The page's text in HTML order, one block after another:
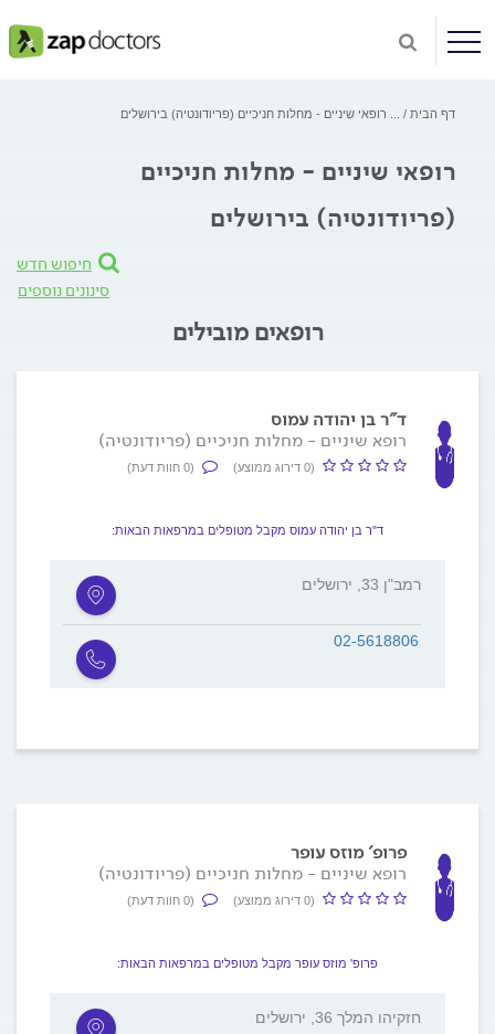
דף הבית רופאי שיניים - מחלות חניכיים (פריודונטיה) בירושלים
רופאי שיניים - מחלות חניכיים
(פריודונטיה) בירושלים
חיפוש חדש
סינונים נוספים
רופאים מובילים
ד"ר בן יהודה עמוס
רופא שיניים - מחלות חניכיים (פריודונטיה)
(0 דירוג ממוצע) (0 חוות דעת)
ד"ר בן יהודה עמוס מקבל מטופלים במרפאות הבאות:
רמב"ן 33, ירושלים
02-5618806
פרופ' מוזס עופר
רופא שיניים - מחלות חניכיים (פריודונטיה)
(0 דירוג ממוצע) (0 חוות דעת)
פרופ' מוזס עופר מקבל מטופלים במרפאות הבאות:
חזקיהו המלך 36, ירושלים